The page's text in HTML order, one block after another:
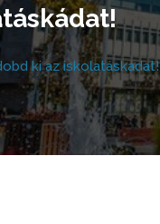
ki az iskolatáskádat!